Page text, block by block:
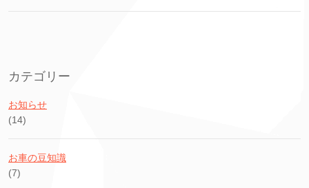
カテゴリー
お知らせ
(14)
お車の豆知識
(7)